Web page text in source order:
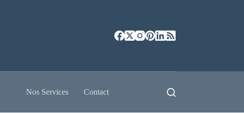
Nos Services Contact